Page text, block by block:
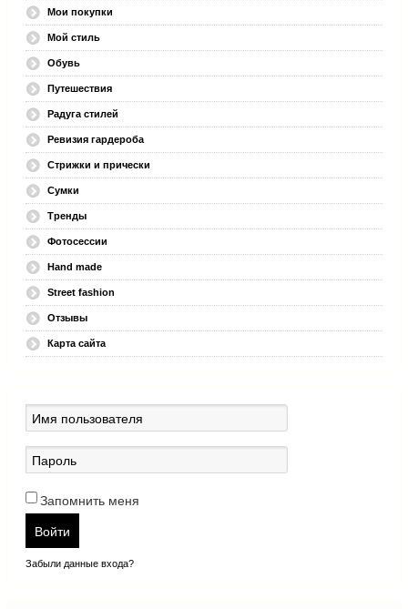
Мои покупки
Мой стиль
Обувь
Путешествия
Радуга стилей
Ревизия гардероба
Стрижки и прически
Сумки
Тренды
Фотосессии
Hand made
Street fashion
Отзывы
Карта сайта
Запомнить меня
Войти
Забыли данные входа?